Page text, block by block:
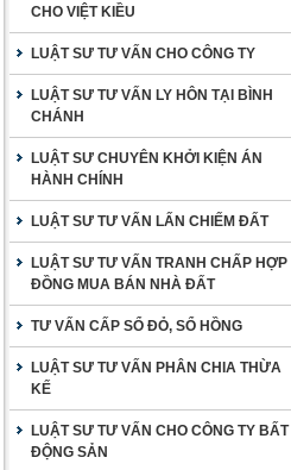
CHO VIỆT KIỀU
LUẬT SƯ TƯ VẤN CHO CÔNG TY
LUẬT SƯ TƯ VẤN LY HÔN TẠI BÌNH
CHÁNH
LUẬT SƯ CHUYÊN KHỞI KIỆN ÁN
HÀNH CHÍNH
LUẬT SƯ TƯ VẤN LẤN CHIẾM ĐẤT
LUẬT SƯ TƯ VẤN TRANH CHẤP HỢP
ĐỒNG MUA BÁN NHÀ ĐẤT
TƯ VẤN CẤP SỔ ĐỎ, SỔ HỒNG
LUẬT SƯ TƯ VẤN PHÂN CHIA THỪA
KẾ
LUẬT SƯ TƯ VẤN CHO CÔNG TY BẤT
ĐỘNG SẢN